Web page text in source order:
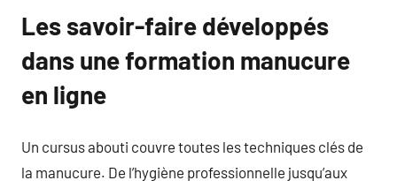
Les savoir-faire développés
dans une formation manucure
en ligne
Un cursus abouti couvre toutes les techniques clés de
la manucure. De l’hygiène professionnelle jusqu’aux